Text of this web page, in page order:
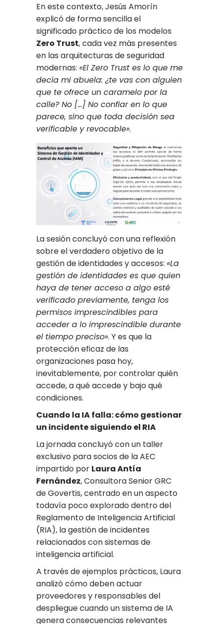
En este contexto, Jesús Amorín
explicó de forma sencilla el
significado práctico de los modelos
Zero Trust, cada vez más presentes
en las arquitecturas de seguridad
modernas: «El Zero Trust es lo que me
decía mi abuela: ¿te vas con alguien
que te ofrece un caramelo por la
calle? No […] No confiar en lo que
parece, sino que toda decisión sea
verificable y revocable».
La sesión concluyó con una reflexión
sobre el verdadero objetivo de la
gestión de identidades y accesos: «La
gestión de identidades es que quien
haya de tener acceso a algo esté
verificado previamente, tenga los
permisos imprescindibles para
acceder a lo imprescindible durante
el tiempo preciso». Y es que la
protección eficaz de las
organizaciones pasa hoy,
inevitablemente, por controlar quién
accede, a qué accede y bajo qué
condiciones.
Cuando la IA falla: cómo gestionar
un incidente siguiendo el RIA
La jornada concluyó con un taller
exclusivo para socios de la AEC
impartido por Laura Antía
Fernández, Consultora Senior GRC
de Govertis, centrado en un aspecto
todavía poco explorado dentro del
Reglamento de Inteligencia Artificial
(RIA), la gestión de incidentes
relacionados con sistemas de
inteligencia artificial.
A través de ejemplos prácticos, Laura
analizó cómo deben actuar
proveedores y responsables del
despliegue cuando un sistema de IA
genera consecuencias relevantes